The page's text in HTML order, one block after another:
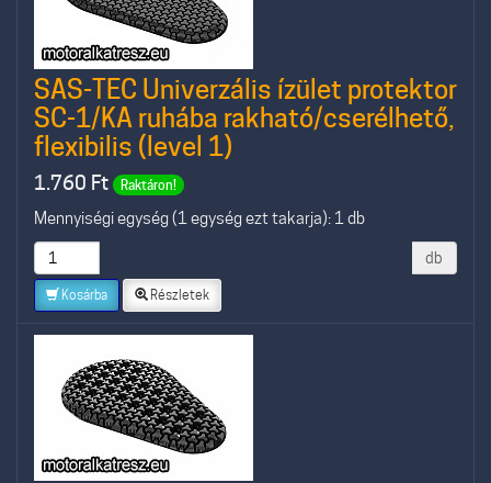
SAS-TEC Univerzális ízület protektor
SC-1/KA ruhába rakható/cserélhető,
flexibilis (level 1)
1.760 Ft Raktáron!
Mennyiségi egység (1 egység ezt takarja): 1 db
db
Kosárba Részletek